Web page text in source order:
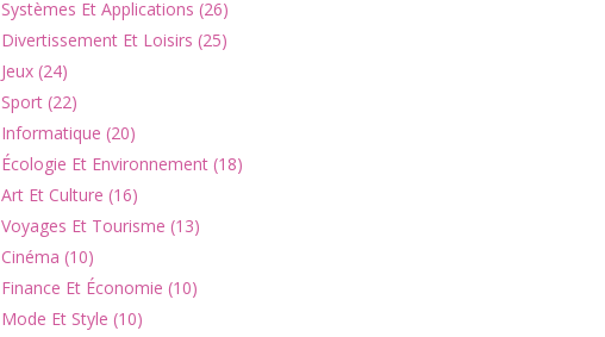
Systèmes Et Applications (26)
Divertissement Et Loisirs (25)
Jeux (24)
Sport (22)
Informatique (20)
Écologie Et Environnement (18)
Art Et Culture (16)
Voyages Et Tourisme (13)
Cinéma (10)
Finance Et Économie (10)
Mode Et Style (10)